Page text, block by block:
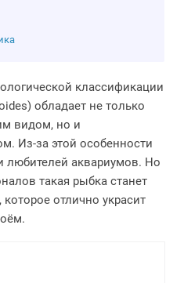
классификации
обладает не только
видом, но и
Из-за этой особенности
любителей аквариумов. Но
такая рыбка станет
отлично украсит